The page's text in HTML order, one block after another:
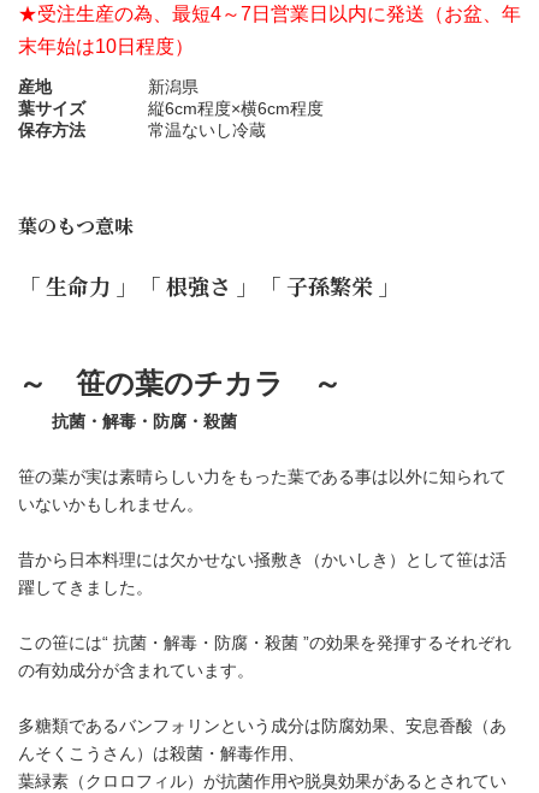
★受注生産の為、最短4～7日営業日以内に発送（お盆、年
末年始は10日程度）
産地
新潟県
葉サイズ
縦6cm程度×横6cm程度
保存方法
常温ないし冷蔵
葉のもつ意味
「 生命力 」「 根強さ 」「 子孫繁栄 」
～ 笹の葉のチカラ ～
抗菌・解毒・防腐・殺菌
笹の葉が実は素晴らしい力をもった葉である事は以外に知られて
いないかもしれません。
昔から日本料理には欠かせない掻敷き（かいしき）として笹は活
躍してきました。
この笹には“ 抗菌・解毒・防腐・殺菌 ”の効果を発揮するそれぞれ
の有効成分が含まれています。
多糖類であるバンフォリンという成分は防腐効果、安息香酸（あ
んそくこうさん）は殺菌・解毒作用、
葉緑素（クロロフィル）が抗菌作用や脱臭効果があるとされてい